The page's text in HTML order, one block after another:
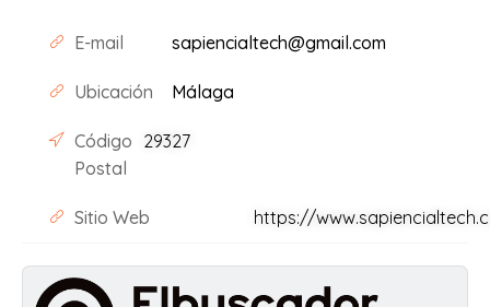
E-mail sapiencialtech@gmail.com
Ubicación Málaga
Código
Postal
29327
Sitio Web https://